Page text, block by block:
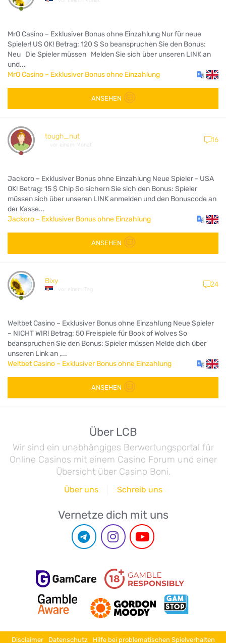
MrO Casino – Exklusiver Bonus ohne Einzahlung Nur für neue
Spieler! US OK! Betrag: 120 $ So beanspruchen Sie den Bonus:
Neu Die Spieler müssen Melden Sie sich über unseren LINK an
und...
MrO Casino – Exklusiver Bonus ohne Einzahlung
ANSEHEN
tough_nut
vor einem Monat
16
Jackoro – Exklusiver Bonus ohne Einzahlung Neue Spieler - USA
OK! Betrag: 15 $ Chip So sichern Sie sich den Bonus: Spieler
müssen sich über unseren LINK anmelden und den Bonuscode an
der Kasse...
Jackoro – Exklusiver Bonus ohne Einzahlung
ANSEHEN
Bixy
vor einem Tag
24
Weltbet Casino – Exklusiver Bonus ohne Einzahlung Neue Spieler
– NICHT WIR! Betrag: 50 Freispiele für Book of Wolves So
beanspruchen Sie den Bonus: Spieler müssen Melde dich über
unseren Link an ,...
Weltbet Casino – Exklusiver Bonus ohne Einzahlung
ANSEHEN
Über LCB
Wir sind ein unabhängiges Berwertungsportal für
Online Casinos mit einem Casino Forum und einer
Übersicht über Casino Boni.
Über uns Schreib uns
Vernetze dich mit uns
Disclaimer Datenschutz Hilfe bei problematischen Spielverhalten